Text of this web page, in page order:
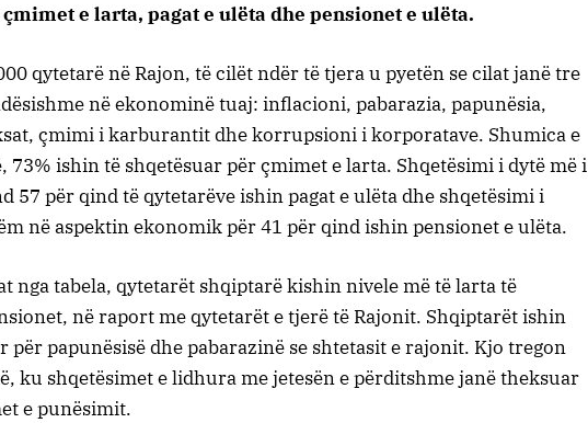
e larta, pagat e ulëta dhe pensionet e ulëta.
qytetarë në Rajon, të cilët ndër të tjera u pyetën se cilat janë tre
në ekonominë tuaj: inflacioni, pabarazia, papunësia,
çmimi i karburantit dhe korrupsioni i korporatave. Shumica e
73% ishin të shqetësuar për çmimet e larta. Shqetësimi i dytë më i
57 për qind të qytetarëve ishin pagat e ulëta dhe shqetësimi i
në aspektin ekonomik për 41 për qind ishin pensionet e ulëta.
nga tabela, qytetarët shqiptarë kishin nivele më të larta të
në raport me qytetarët e tjerë të Rajonit. Shqiptarët ishin
për papunësisë dhe pabarazinë se shtetasit e rajonit. Kjo tregon
ku shqetësimet e lidhura me jetesën e përditshme janë theksuar
e punësimit.